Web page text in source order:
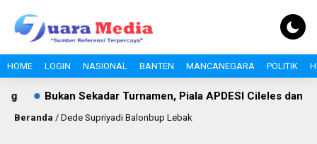
HOME LOGIN NASIONAL BANTEN MANCANEGARA POLITIK
Bukan Sekadar Turnamen, Piala APDESI Cileles dan
Beranda / Dede Supriyadi Balonbup Lebak